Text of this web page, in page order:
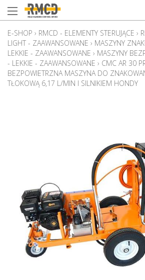
E-SHOP › RMCD - ELEMENTY STERUJĄCE ›
LIGHT - ZAAWANSOWANE › MASZYNY
LEKKIE - ZAAWANSOWANE › MASZYNY
- LEKKIE - ZAAWANSOWANE › CMC AR 30
BEZPOWIETRZNA MASZYNA DO
TŁOKOWĄ 6,17 L/MIN I SILNIKIEM HONDY